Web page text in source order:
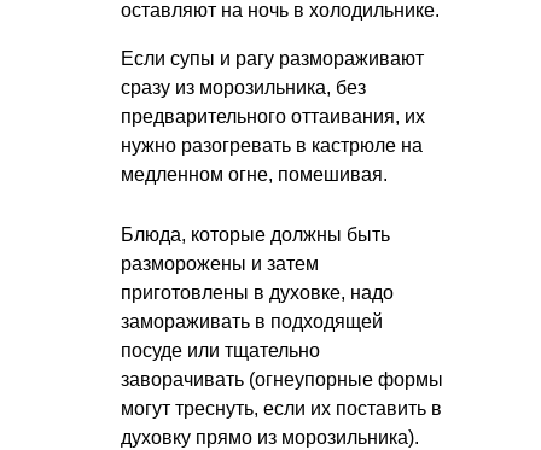
оставляют на ночь в холодильнике.
Если супы и рагу размораживают
сразу из морозильника, без
предварительного оттаивания, их
нужно разогревать в кастрюле на
медленном огне, помешивая.
Блюда, которые должны быть
разморожены и затем
приготовлены в духовке, надо
замораживать в подходящей
посуде или тщательно
заворачивать (огнеупорные формы
могут треснуть, если их поставить в
духовку прямо из морозильника).